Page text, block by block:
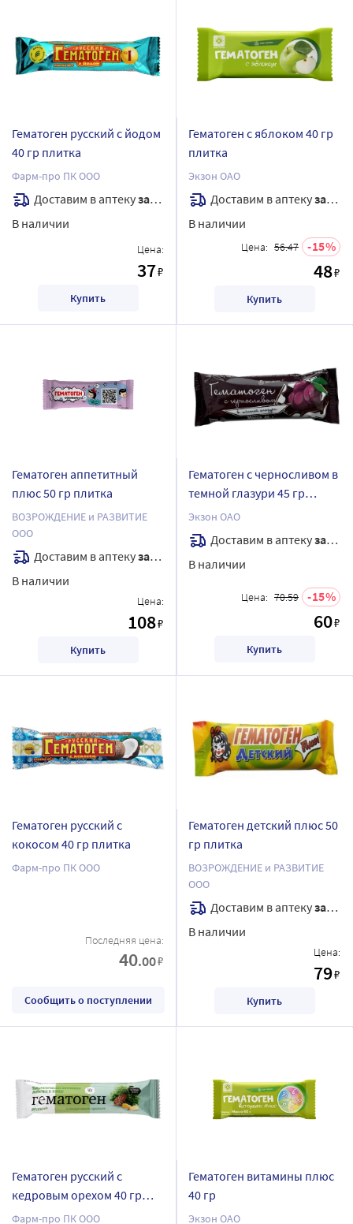
Гематоген русский с йодом
40 гр плитка
Фарм-про ПК ООО
Доставим в аптекузавтра
В наличии
Цена:
37₽
Купить
Гематоген с яблоком 40 гр
плитка
Экзон ОАО
Доставим в аптекузавтра
В наличии
Цена: 56.47 15
48₽
Купить
Гематоген аппетитный
плюс 50 гр плитка
ВОЗРОЖДЕНИЕ и РАЗВИТИЕ
ООО
Доставим в аптекузавтра
В наличии
Цена:
108₽
Купить
Гематоген с черносливом в
темной глазури 45 гр
плитка/экзон
Экзон ОАО
Доставим в аптекузавтра
В наличии
Цена: 70.59 15
60₽
Купить
Гематоген русский с
кокосом 40 гр плитка
Фарм-про ПК ООО
Последняя цена:
40.00₽
Сообщить о поступлении
Гематоген детский плюс 50
гр плитка
ВОЗРОЖДЕНИЕ и РАЗВИТИЕ
ООО
Доставим в аптекузавтра
В наличии
Цена:
79₽
Купить
Гематоген русский с
кедровым орехом 40 гр
плитка
Фарм-про ПК ООО
Гематоген витамины плюс
40 гр
Экзон ОАО